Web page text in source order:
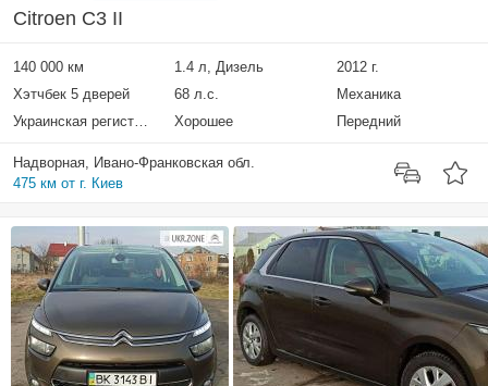
Citroen C3 II
140 000 км 1.4 л, Дизель
2012 г.
Хэтчбек 5 дверей
68 л.с.
Механика
Украинская регистрация
Хорошее Передний
Надворная, Ивано-Франковская обл.
475 км от г. Киев